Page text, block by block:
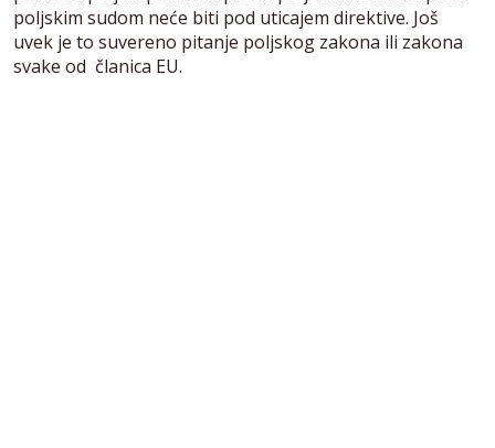
poljskim sudom neće biti pod uticajem direktive. Još
uvek je to suvereno pitanje poljskog zakona ili zakona
svake od članica EU.